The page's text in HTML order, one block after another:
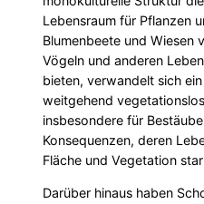
Lebensraum für Pflanzen
Blumenbeete und Wiesen
Vögeln und anderen
bieten, verwandelt sich
weitgehend
insbesondere für
Konsequenzen, deren
Fläche und Vegetation
Darüber hinaus haben